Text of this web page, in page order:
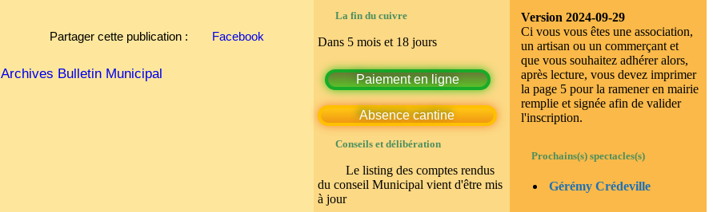
Partager cette publication : Facebook
Archives Bulletin Municipal
La fin du cuivre
Dans 5 mois et 18 jours
Paiement en ligne
Absence cantine
Conseils et délibération
Le listing des comptes rendus
du conseil Municipal vient d'être mis
à jour
Version 2024-09-29
Ci vous vous êtes une association,
un artisan ou un commerçant et
que vous souhaitez adhérer alors,
après lecture, vous devez imprimer
la page 5 pour la ramener en mairie
remplie et signée afin de valider
l'inscription.
Prochains(s) spectacles(s)
Gérémy Crédeville